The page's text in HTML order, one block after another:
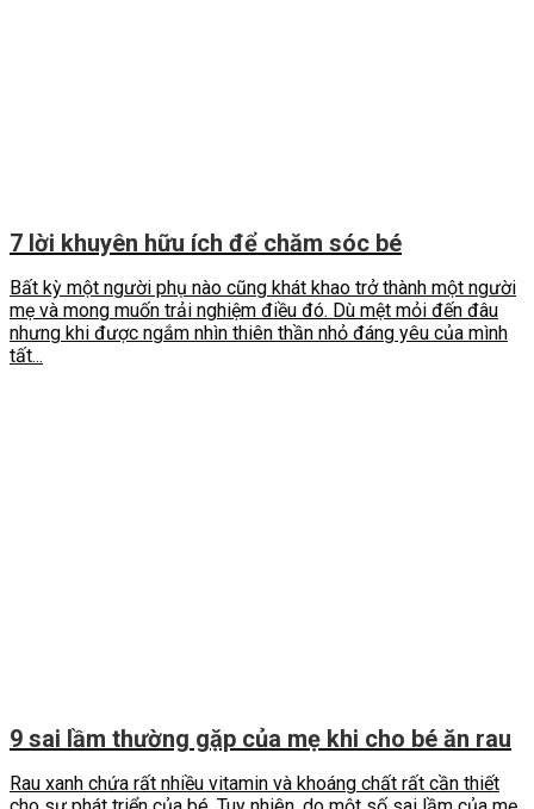
7 lời khuyên hữu ích để chăm sóc bé
Bất kỳ một người phụ nào cũng khát khao trở thành một người
mẹ và mong muốn trải nghiệm điều đó. Dù mệt mỏi đến đâu
nhưng khi được ngắm nhìn thiên thần nhỏ đáng yêu của mình
tất...
9 sai lầm thường gặp của mẹ khi cho bé ăn rau
Rau xanh chứa rất nhiều vitamin và khoáng chất rất cần thiết